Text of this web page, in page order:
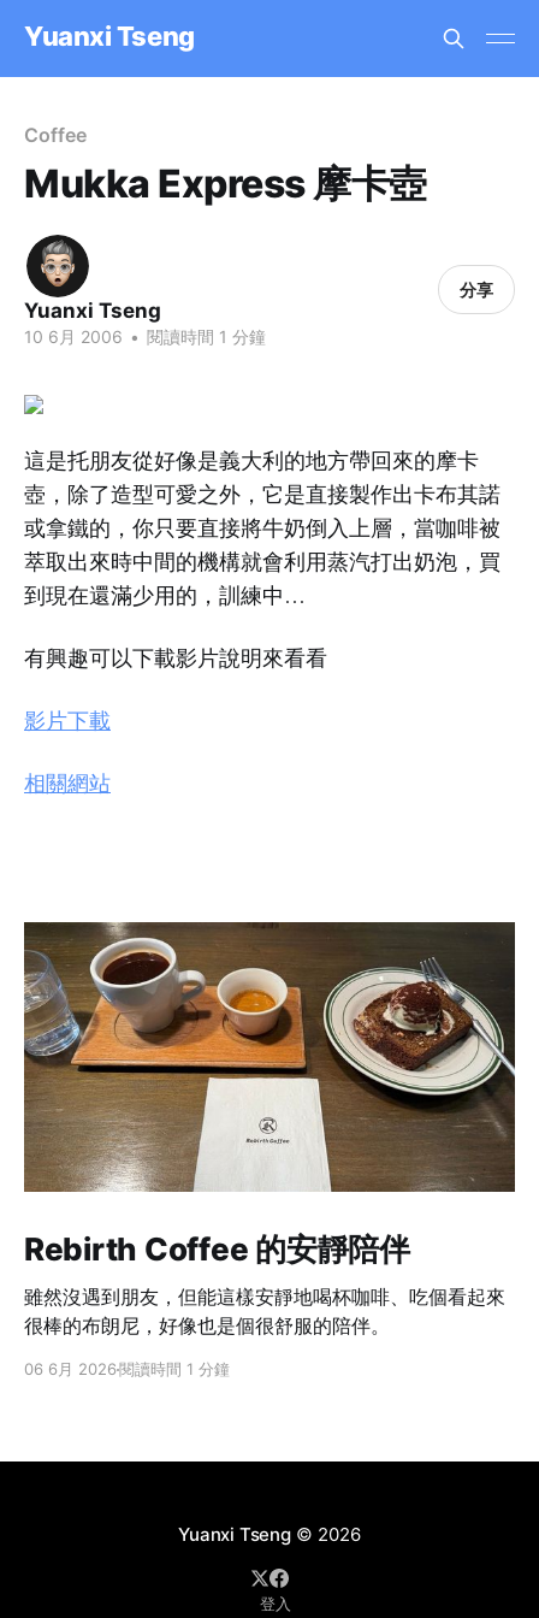
Yuanxi Tseng
Coffee
Mukka Express 摩卡壺
Yuanxi Tseng
10 6月 2006 • 閱讀時間 1 分鐘
分享
這是托朋友從好像是義大利的地方帶回來的摩卡
壺，除了造型可愛之外，它是直接製作出卡布其諾
或拿鐵的，你只要直接將牛奶倒入上層，當咖啡被
萃取出來時中間的機構就會利用蒸汽打出奶泡，買
到現在還滿少用的，訓練中…
有興趣可以下載影片說明來看看
影片下載
相關網站
Rebirth Coffee 的安靜陪伴
雖然沒遇到朋友，但能這樣安靜地喝杯咖啡、吃個看起來
很棒的布朗尼，好像也是個很舒服的陪伴。
06 6月 2026閱讀時間 1 分鐘
Yuanxi Tseng© 2026
登入